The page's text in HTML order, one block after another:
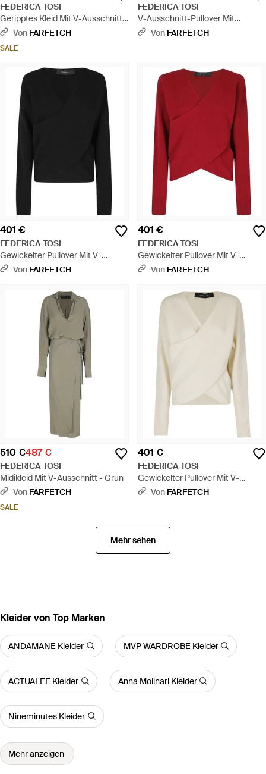
FEDERICA TOSI
Geripptes Kleid Mit V-Ausschnitt -
Lila Von FARFETCH
SALE
FEDERICA TOSI
V-Ausschnitt-Pullover Mit
Fransen - Grau
Von FARFETCH
401 €
FEDERICA TOSI
Gewickelter Pullover Mit V-
Ausschnitt - Schwarz
Von FARFETCH
401 €
FEDERICA TOSI
Gewickelter Pullover Mit V-
Ausschnitt - Rot
Von FARFETCH
510 €487 €
FEDERICA TOSI
Midikleid Mit V-Ausschnitt - Grün
Von FARFETCH
SALE
401 €
FEDERICA TOSI
Gewickelter Pullover Mit V-
Ausschnitt - Weiß
Von FARFETCH
Mehr sehen
Kleider von Top Marken
ANDAMANE Kleider MVP WARDROBE Kleider
ACTUALEE Kleider Anna Molinari Kleider
Nineminutes Kleider
Mehr anzeigen